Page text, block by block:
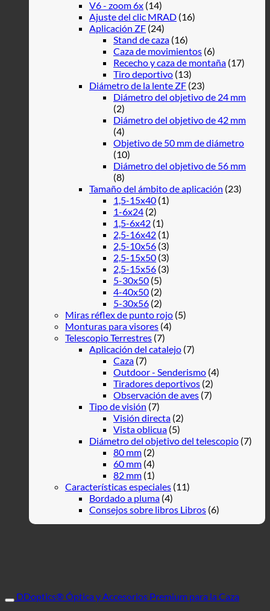
V6 - zoom 6x (14)
Ajuste del clic MRAD (16)
Aplicación ZF (24)
Stand de caza (16)
Caza de movimientos (6)
Rececho y caza de montaña (17)
Tiro deportivo (13)
Diámetro de la lente ZF (23)
Diámetro del objetivo de 24 mm
(2)
Diámetro del objetivo de 42 mm
(4)
Objetivo de 50 mm de diámetro
(10)
Diámetro del objetivo de 56 mm
(8)
Tamaño del ámbito de aplicación (23)
1,5-15x40 (1)
1-6x24 (2)
1,5-6x42 (1)
2,5-16x42 (1)
2,5-10x56 (3)
2,5-15x50 (3)
2,5-15x56 (3)
5-30x50 (5)
4-40x50 (2)
5-30x56 (2)
Miras réflex de punto rojo (5)
Monturas para visores (4)
Telescopio Terrestres (7)
Aplicación del catalejo (7)
Caza (7)
Outdoor - Senderismo (4)
Tiradores deportivos (2)
Observación de aves (7)
Tipo de visión (7)
Visión directa (2)
Vista oblicua (5)
Diámetro del objetivo del telescopio (7)
80 mm (2)
60 mm (4)
82 mm (1)
Características especiales (11)
Bordado a pluma (4)
Consejos sobre libros Libros (6)
DDoptics® Óptica y Accesorios Premium para la Caza